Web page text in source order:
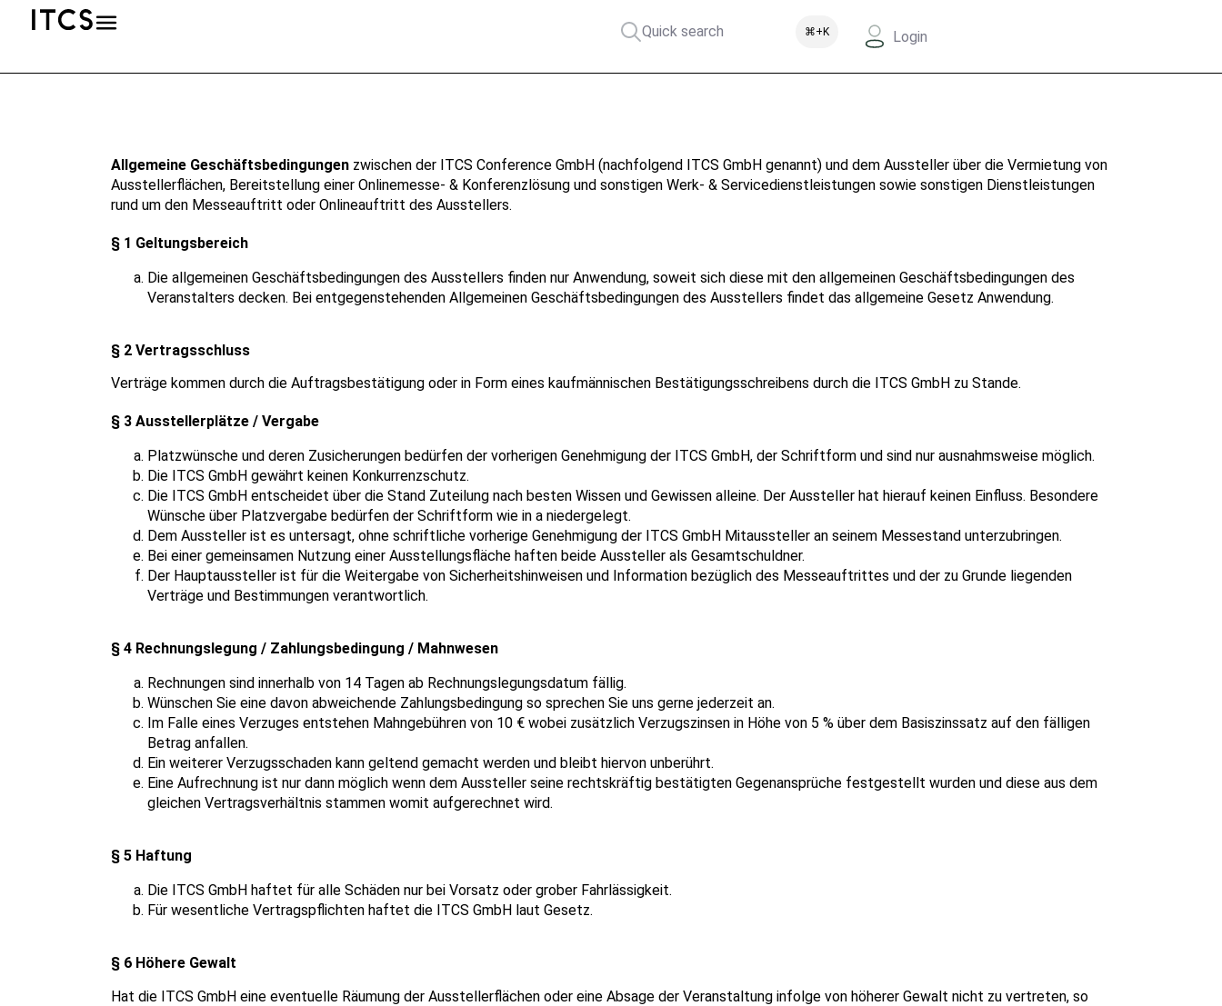
Quick search ⌘+K Login
Allgemeine Geschäftsbedingungen zwischen der ITCS Conference GmbH (nachfolgend ITCS GmbH genannt) und dem Aussteller über die Vermietung von
Ausstellerflächen, Bereitstellung einer Onlinemesse- & Konferenzlösung und sonstigen Werk- & Servicedienstleistungen sowie sonstigen Dienstleistungen
rund um den Messeauftritt oder Onlineauftritt des Ausstellers.
§ 1 Geltungsbereich
Die allgemeinen Geschäftsbedingungen des Ausstellers finden nur Anwendung, soweit sich diese mit den allgemeinen Geschäftsbedingungen des
Veranstalters decken. Bei entgegenstehenden Allgemeinen Geschäftsbedingungen des Ausstellers findet das allgemeine Gesetz Anwendung.
§ 2 Vertragsschluss
Verträge kommen durch die Auftragsbestätigung oder in Form eines kaufmännischen Bestätigungsschreibens durch die ITCS GmbH zu Stande.
§ 3 Ausstellerplätze / Vergabe
Platzwünsche und deren Zusicherungen bedürfen der vorherigen Genehmigung der ITCS GmbH, der Schriftform und sind nur ausnahmsweise möglich.
Die ITCS GmbH gewährt keinen Konkurrenzschutz.
Die ITCS GmbH entscheidet über die Stand Zuteilung nach besten Wissen und Gewissen alleine. Der Aussteller hat hierauf keinen Einfluss. Besondere
Wünsche über Platzvergabe bedürfen der Schriftform wie in a niedergelegt.
Dem Aussteller ist es untersagt, ohne schriftliche vorherige Genehmigung der ITCS GmbH Mitaussteller an seinem Messestand unterzubringen.
Bei einer gemeinsamen Nutzung einer Ausstellungsfläche haften beide Aussteller als Gesamtschuldner.
Der Hauptaussteller ist für die Weitergabe von Sicherheitshinweisen und Information bezüglich des Messeauftrittes und der zu Grunde liegenden
Verträge und Bestimmungen verantwortlich.
§ 4 Rechnungslegung / Zahlungsbedingung / Mahnwesen
Rechnungen sind innerhalb von 14 Tagen ab Rechnungslegungsdatum fällig.
Wünschen Sie eine davon abweichende Zahlungsbedingung so sprechen Sie uns gerne jederzeit an.
Im Falle eines Verzuges entstehen Mahngebühren von 10 € wobei zusätzlich Verzugszinsen in Höhe von 5 % über dem Basiszinssatz auf den fälligen
Betrag anfallen.
Ein weiterer Verzugsschaden kann geltend gemacht werden und bleibt hiervon unberührt.
Eine Aufrechnung ist nur dann möglich wenn dem Aussteller seine rechtskräftig bestätigten Gegenansprüche festgestellt wurden und diese aus dem
gleichen Vertragsverhältnis stammen womit aufgerechnet wird.
§ 5 Haftung
Die ITCS GmbH haftet für alle Schäden nur bei Vorsatz oder grober Fahrlässigkeit.
Für wesentliche Vertragspflichten haftet die ITCS GmbH laut Gesetz.
§ 6 Höhere Gewalt
Hat die ITCS GmbH eine eventuelle Räumung der Ausstellerflächen oder eine Absage der Veranstaltung infolge von höherer Gewalt nicht zu vertreten, so